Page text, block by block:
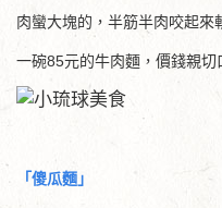
肉蠻大塊的，半筋半肉咬起來
一碗85元的牛肉麵，價錢親切
「傻瓜麵」